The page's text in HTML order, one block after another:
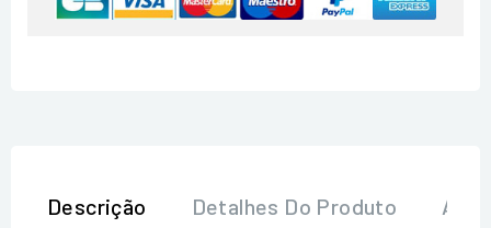
Descrição Detalhes Do Produto